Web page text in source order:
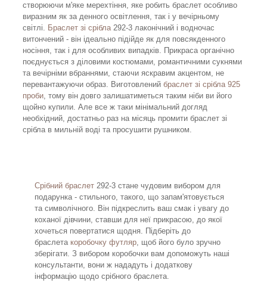
створюючи м'яке мерехтіння, яке робить браслет особливо
виразним як за денного освітлення, так і у вечірньому
світлі. Браслет зі срібла292-3 лаконічний і водночас
витончений - він ідеально підійде як для повсякденного
носіння, так і для особливих випадків. Прикраса органічно
поєднується з діловими костюмами, романтичними сукнями
та вечірніми вбраннями, стаючи яскравим акцентом, не
перевантажуючи образ. Виготовлений браслет зі срібла 925
проби, тому він довго залишатиметься таким ніби ви його
щойно купили. Але все ж таки мінімальний догляд
необхідний, достатньо раз на місяць промити браслет зі
срібла в мильній воді та просушити рушником.
Срібний браслет 292-3 стане чудовим вибором для
подарунка - стильного, такого, що запам'ятовується
та символічного. Він підкреслить ваш смак і увагу до
коханої дівчини, ставши для неї прикрасою, до якої
хочеться повертатися щодня. Підберіть до
браслета коробочку футляр, щоб його було зручно
зберігати. З вибором коробочки вам допоможуть наші
консультанти, вони ж нададуть і додаткову
інформацію щодо срібного браслета.